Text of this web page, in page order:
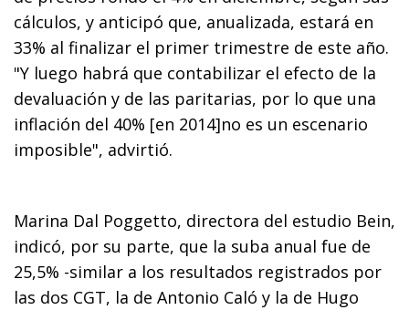
cálculos, y anticipó que, anualizada, estará en
33% al finalizar el primer trimestre de este año.
"Y luego habrá que contabilizar el efecto de la
devaluación y de las paritarias, por lo que una
inflación del 40% [en 2014]no es un escenario
imposible", advirtió.
Marina Dal Poggetto, directora del estudio Bein,
indicó, por su parte, que la suba anual fue de
25,5% -similar a los resultados registrados por
las dos CGT, la de Antonio Caló y la de Hugo